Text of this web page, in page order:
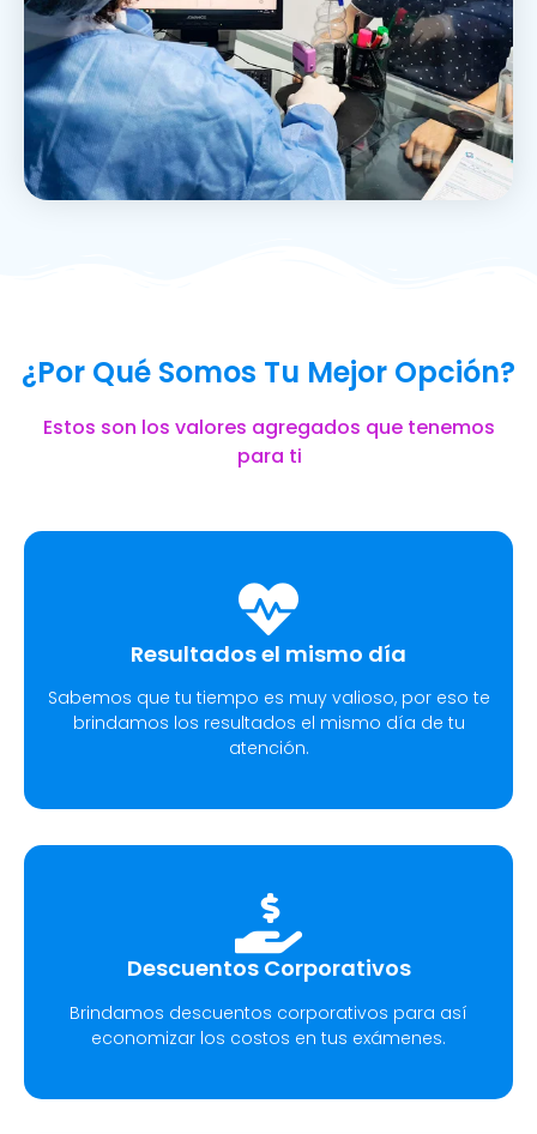
¿Por Qué Somos Tu Mejor Opción?
Estos son los valores agregados que tenemos
para ti
Resultados el mismo día
Sabemos que tu tiempo es muy valioso, por eso te
brindamos los resultados el mismo día de tu
atención.
Descuentos Corporativos
Brindamos descuentos corporativos para así
economizar los costos en tus exámenes.